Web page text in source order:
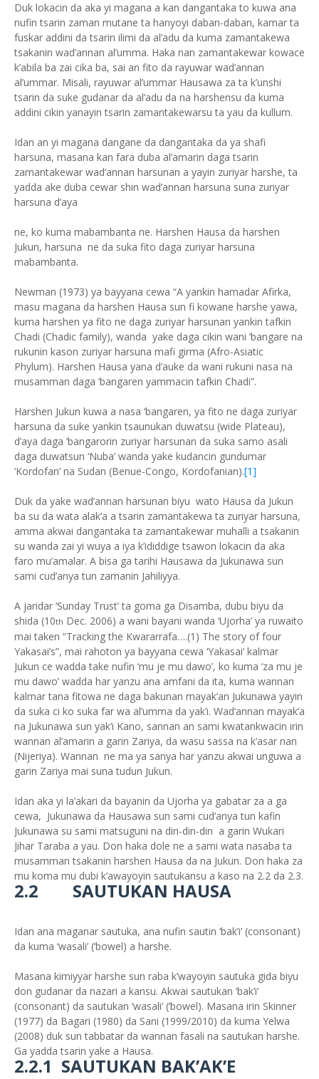
Duk lokacin da aka yi magana a kan dangantaka to kuwa ana
nufin tsarin zaman mutane ta hanyoyi daban-daban, kamar ta
fuskar addini da tsarin ilimi da al’adu da kuma zamantakewa
tsakanin wad’annan al’umma. Haka nan zamantakewar kowace
k’abila ba zai cika ba, sai an fito da rayuwar wad’annan
al’ummar. Misali, rayuwar al’ummar Hausawa za ta k’unshi
tsarin da suke gudanar da al’adu da na harshensu da kuma
addini cikin yanayin tsarin zamantakewarsu ta yau da kullum.
Idan an yi magana dangane da dangantaka da ya shafi
harsuna, masana kan fara duba al’amarin daga tsarin
zamantakewar wad’annan harsunan a yayin zuriyar harshe, ta
yadda ake duba cewar shin wad’annan harsuna suna zuriyar
harsuna d’aya
ne, ko kuma mabambanta ne. Harshen Hausa da harshen
Jukun, harsuna ne da suka fito daga zuriyar harsuna
mabambanta.
Newman (1973) ya bayyana cewa “A yankin hamadar Afirka,
masu magana da harshen Hausa sun fi kowane harshe yawa,
kuma harshen ya fito ne daga zuriyar harsunan yankin tafkin
Chadi (Chadic family), wanda yake daga cikin wani ‘bangare na
rukunin kason zuriyar harsuna mafi girma (Afro-Asiatic
Phylum). Harshen Hausa yana d’auke da wani rukuni nasa na
musamman daga ‘bangaren yammacin tafkin Chadi”.
Harshen Jukun kuwa a nasa ‘bangaren, ya fito ne daga zuriyar
harsuna da suke yankin tsaunukan duwatsu (wide Plateau),
d’aya daga ‘bangarorin zuriyar harsunan da suka samo asali
daga duwatsun ‘Nuba’ wanda yake kudancin gundumar
‘Kordofan’ na Sudan (Benue-Congo, Kordofanian).[1]
Duk da yake wad’annan harsunan biyu wato Hausa da Jukun
ba su da wata alak’a a tsarin zamantakewa ta zuriyar harsuna,
amma akwai dangantaka ta zamantakewar muhalli a tsakanin
su wanda zai yi wuya a iya k’ididdige tsawon lokacin da aka
faro mu’amalar. A bisa ga tarihi Hausawa da Jukunawa sun
sami cud’anya tun zamanin Jahiliyya.
A jaridar ‘Sunday Trust’ ta goma ga Disamba, dubu biyu da
shida (10th Dec. 2006) a wani bayani wanda ‘Ujorha’ ya ruwaito
mai taken “Tracking the Kwararrafa….(1) The story of four
Yakasai’s”, mai rahoton ya bayyana cewa ‘Yakasai’ kalmar
Jukun ce wadda take nufin ‘mu je mu dawo’, ko kuma ‘za mu je
mu dawo’ wadda har yanzu ana amfani da ita, kuma wannan
kalmar tana fitowa ne daga bakunan mayak’an Jukunawa yayin
da suka ci ko suka far wa al’umma da yak’i. Wad’annan mayak’a
na Jukunawa sun yak’i Kano, sannan an sami kwatankwacin irin
wannan al’amarin a garin Zariya, da wasu sassa na k’asar nan
(Nijeriya). Wannan ne ma ya sanya har yanzu akwai unguwa a
garin Zariya mai suna tudun Jukun.
Idan aka yi la’akari da bayanin da Ujorha ya gabatar za a ga
cewa, Jukunawa da Hausawa sun sami cud’anya tun kafin
Jukunawa su sami matsuguni na din-din-din a garin Wukari
Jihar Taraba a yau. Don haka dole ne a sami wata nasaba ta
musamman tsakanin harshen Hausa da na Jukun. Don haka za
mu koma mu dubi k’awayoyin sautukansu a kaso na 2.2 da 2.3.
2.2 SAUTUKAN HAUSA
Idan ana maganar sautuka, ana nufin sautin ‘bak’i’ (consonant)
da kuma ‘wasali’ (‘bowel) a harshe.
Masana kimiyyar harshe sun raba k’wayoyin sautuka gida biyu
don gudanar da nazari a kansu. Akwai sautukan ‘bak’i’
(consonant) da sautukan ‘wasali’ (‘bowel). Masana irin Skinner
(1977) da Bagari (1980) da Sani (1999/2010) da kuma Yelwa
(2008) duk sun tabbatar da wannan fasali na sautukan harshe.
Ga yadda tsarin yake a Hausa.
2.2.1 SAUTUKAN BAK’AK’E